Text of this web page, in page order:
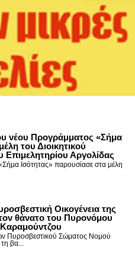
νέου Προγράμματος «Σήμα
του Διοικητικού
Επιμελητηρίου Αργολίδας
Ισότητας» παρουσίασε στα μέλη
Οικογένεια της
θάνατο του Πυρονόμου
Πυροσβεστικού Σώματος Νομού
βα...